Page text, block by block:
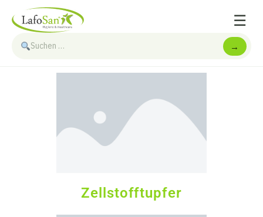
☰
→
Zellstofftupfer